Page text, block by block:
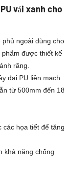
vải xanh cho
phủ ngoài dùng cho
được thiết kế
răng.
đai PU liền mạch
từ 500mm đến 18
các họa tiết để tăng
khả năng chống